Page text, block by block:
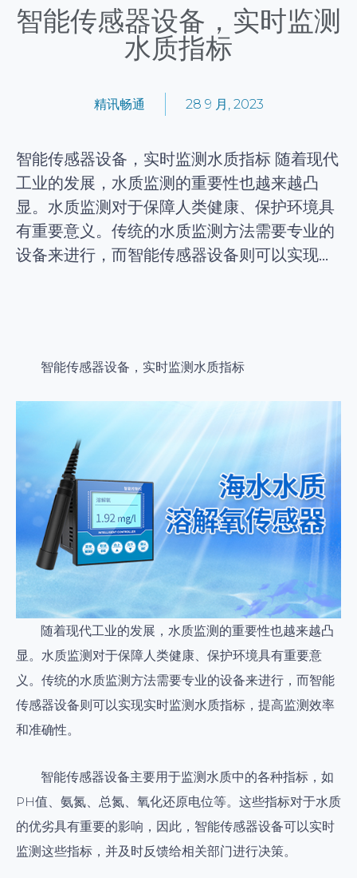
智能传感器设备，实时监测
水质指标
精讯畅通 28 9 月, 2023
智能传感器设备，实时监测水质指标 随着现代
工业的发展，水质监测的重要性也越来越凸
显。水质监测对于保障人类健康、保护环境具
有重要意义。传统的水质监测方法需要专业的
设备来进行，而智能传感器设备则可以实现...
智能传感器设备，实时监测水质指标
随着现代工业的发展，水质监测的重要性也越来越凸
显。水质监测对于保障人类健康、保护环境具有重要意
义。传统的水质监测方法需要专业的设备来进行，而智能
传感器设备则可以实现实时监测水质指标，提高监测效率
和准确性。
智能传感器设备主要用于监测水质中的各种指标，如
PH值、氨氮、总氮、氧化还原电位等。这些指标对于水质
的优劣具有重要的影响，因此，智能传感器设备可以实时
监测这些指标，并及时反馈给相关部门进行决策。